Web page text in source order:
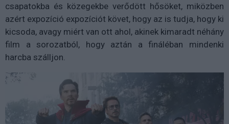
csapatokba és közegekbe verődött hősöket, miközben
azért expozíció expozíciót követ, hogy az is tudja, hogy ki
kicsoda, avagy miért van ott ahol, akinek kimaradt néhány
film a sorozatból, hogy aztán a fináléban mindenki
harcba szálljon.